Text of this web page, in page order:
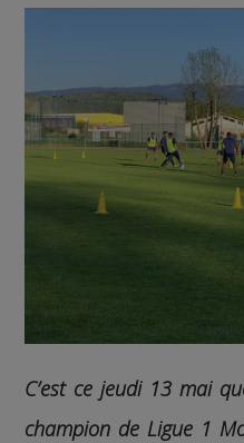
C’est ce jeudi 13 mai
champion de Ligue 1